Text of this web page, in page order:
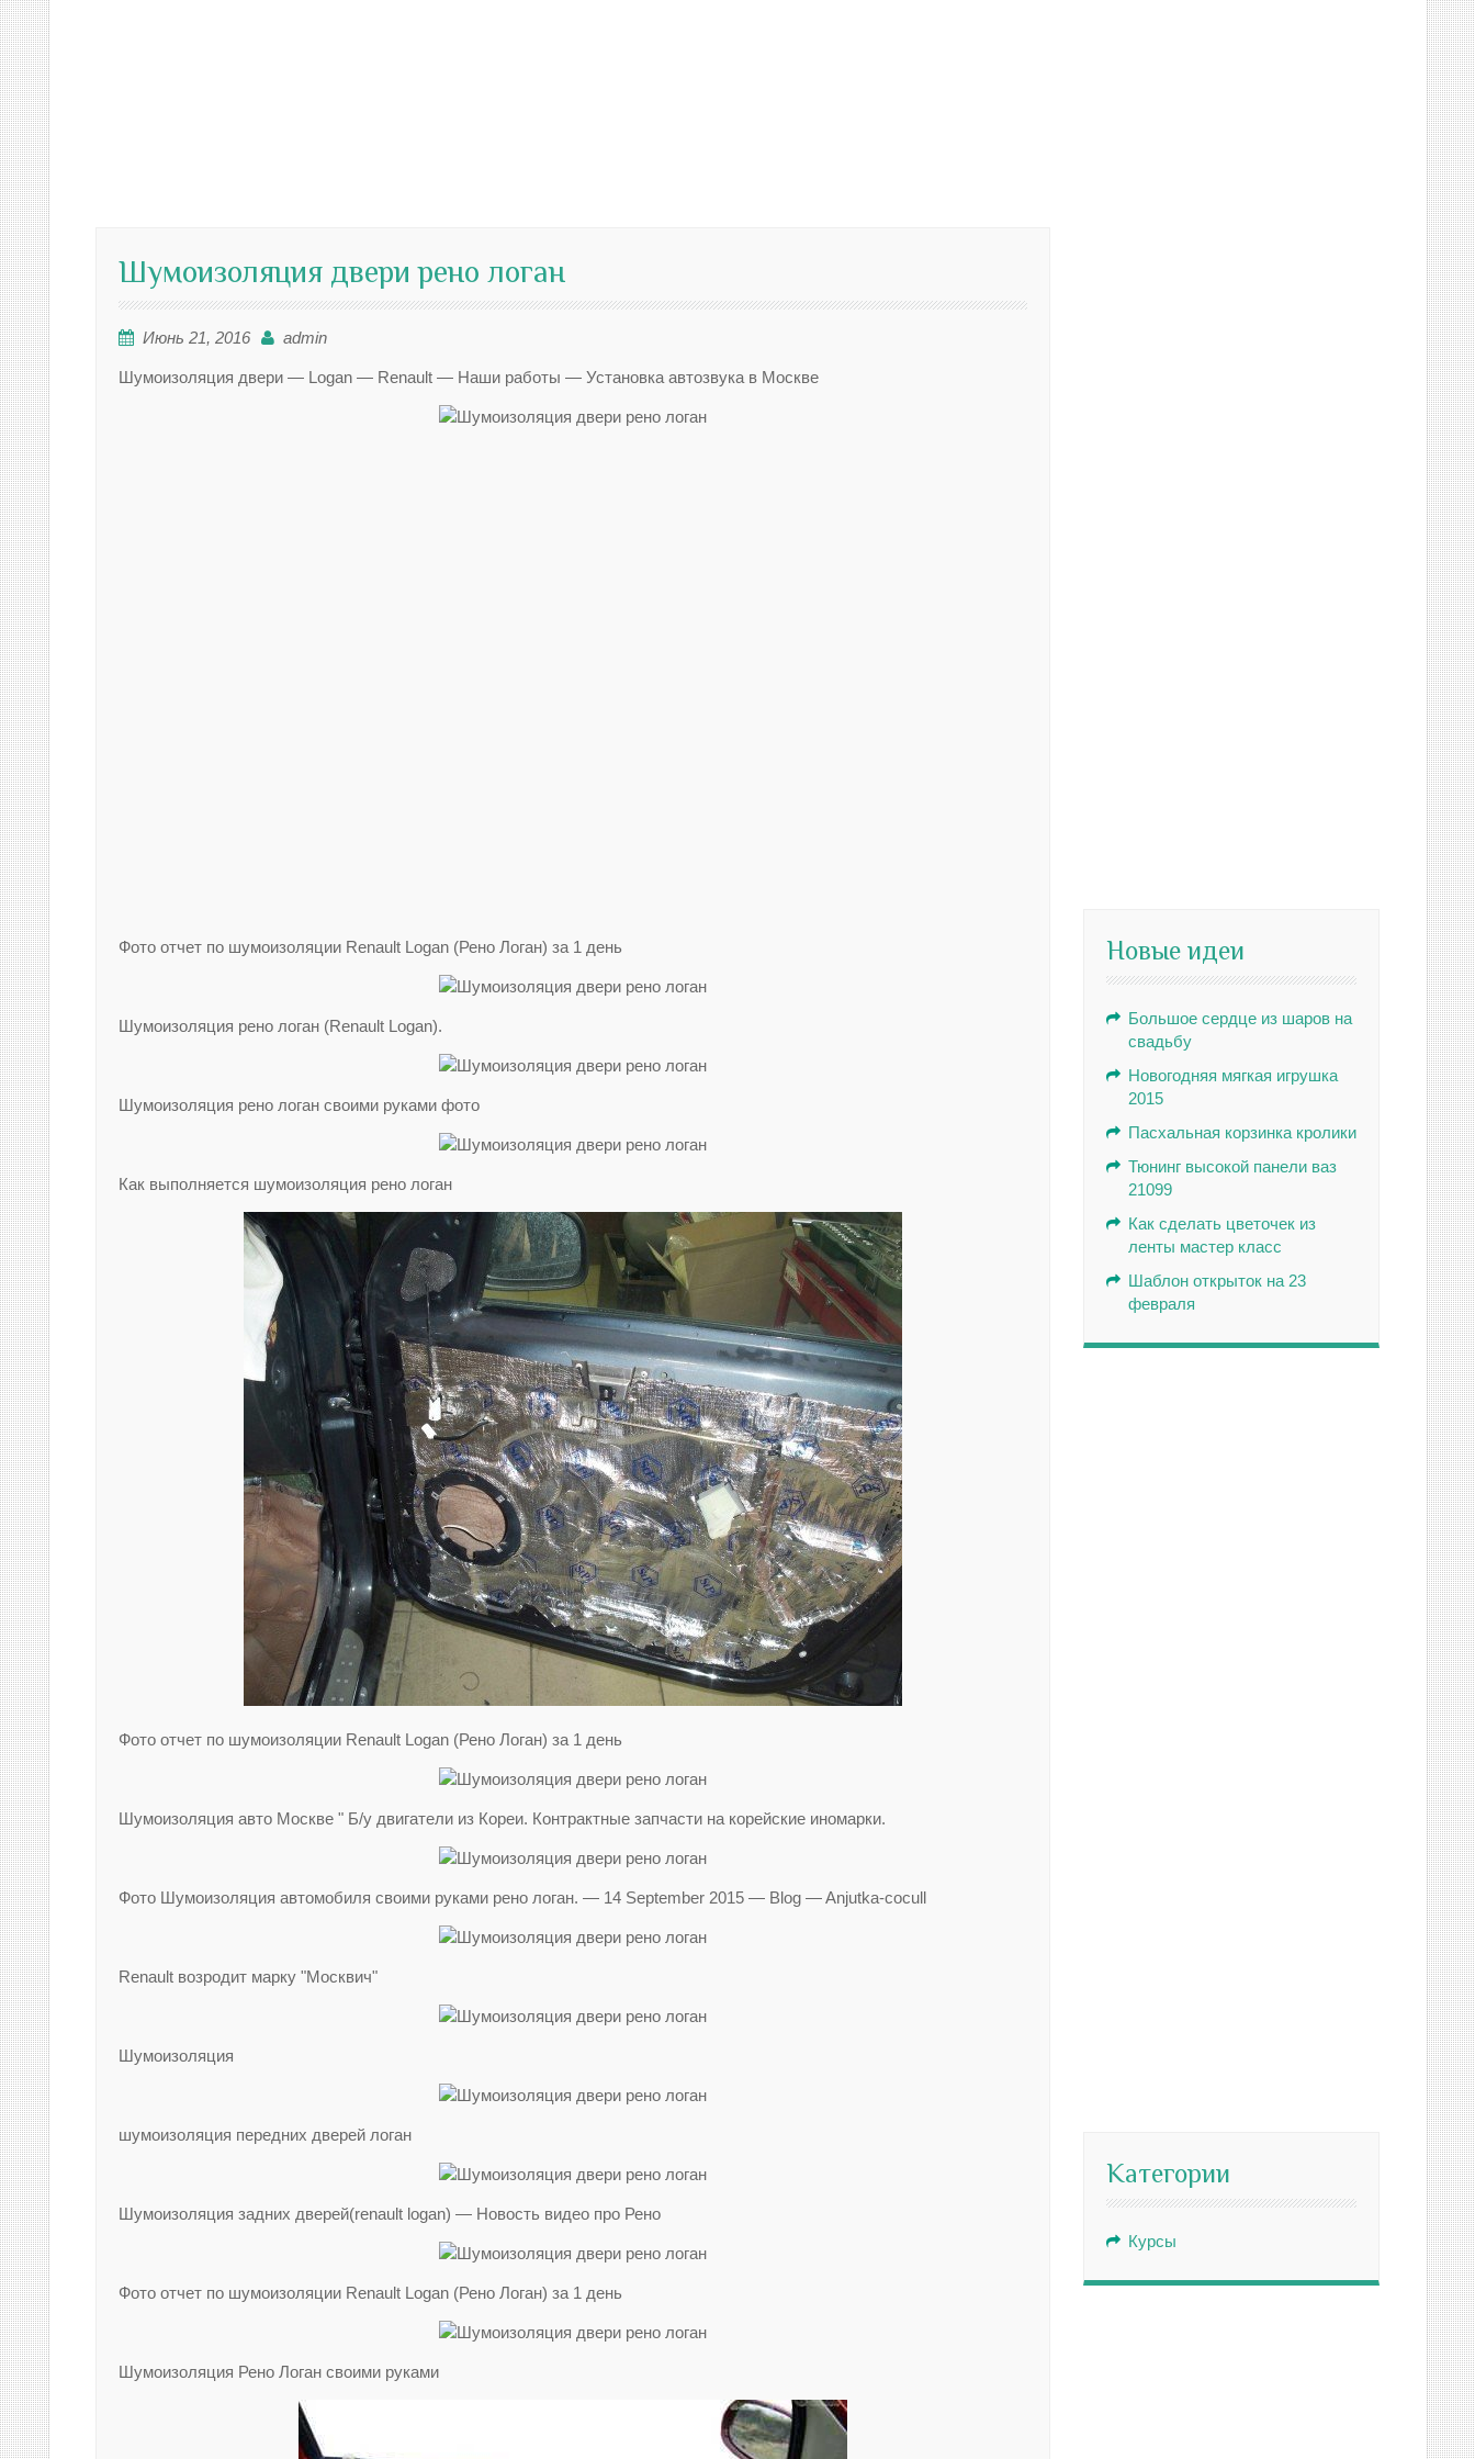
Шумоизоляция двери рено логан
Июнь 21, 2016 admin
Шумоизоляция двери — Logan — Renault — Наши работы — Установка автозвука в Москве
Фото отчет по шумоизоляции Renault Logan (Рено Логан) за 1 день
Шумоизоляция рено логан (Renault Logan).
Шумоизоляция рено логан своими руками фото
Как выполняется шумоизоляция рено логан
Фото отчет по шумоизоляции Renault Logan (Рено Логан) за 1 день
Шумоизоляция авто Москве " Б/у двигатели из Кореи. Контрактные запчасти на корейские иномарки.
Фото Шумоизоляция автомобиля своими руками рено логан. — 14 September 2015 — Blog — Anjutka-cocull
Renault возродит марку "Москвич"
Шумоизоляция
шумоизоляция передних дверей логан
Шумоизоляция задних дверей(renault logan) — Новость видео про Рено
Фото отчет по шумоизоляции Renault Logan (Рено Логан) за 1 день
Шумоизоляция Рено Логан своими руками
Новые идеи
Большое сердце из шаров на
свадьбу
Новогодняя мягкая игрушка
2015
Пасхальная корзинка кролики
Тюнинг высокой панели ваз
21099
Как сделать цветочек из
ленты мастер класс
Шаблон открыток на 23
февраля
Категории
Курсы